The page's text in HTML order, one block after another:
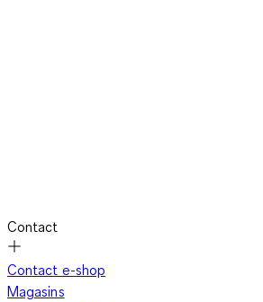
Contact
Contact e-shop
Magasins